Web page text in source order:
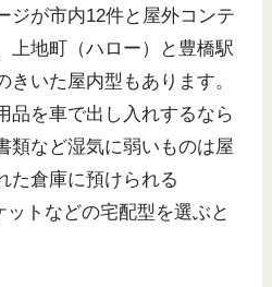
ジが市内12件と屋外コンテ
上地町（ハロー）と豊橋駅
いた屋内型もあります。
品を車で出し入れするなら
類など湿気に弱いものは屋
た倉庫に預けられる
トなどの宅配型を選ぶと